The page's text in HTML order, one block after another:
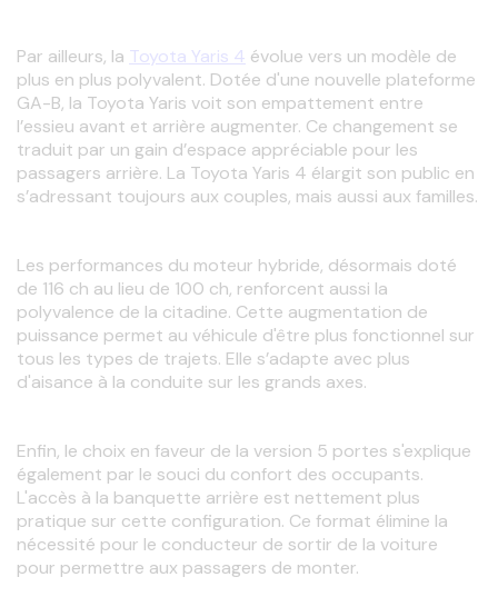
Par ailleurs, la Toyota Yaris 4 évolue vers un modèle de
plus en plus polyvalent. Dotée d'une nouvelle plateforme
GA-B, la Toyota Yaris voit son empattement entre
l’essieu avant et arrière augmenter. Ce changement se
traduit par un gain d’espace appréciable pour les
passagers arrière. La Toyota Yaris 4 élargit son public en
s’adressant toujours aux couples, mais aussi aux familles.
Les performances du moteur hybride, désormais doté
de 116 ch au lieu de 100 ch, renforcent aussi la
polyvalence de la citadine. Cette augmentation de
puissance permet au véhicule d'être plus fonctionnel sur
tous les types de trajets. Elle s’adapte avec plus
d'aisance à la conduite sur les grands axes.
Enfin, le choix en faveur de la version 5 portes s'explique
également par le souci du confort des occupants.
L'accès à la banquette arrière est nettement plus
pratique sur cette configuration. Ce format élimine la
nécessité pour le conducteur de sortir de la voiture
pour permettre aux passagers de monter.